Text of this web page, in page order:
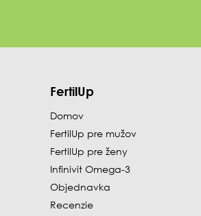
FertilUp
Domov
FertilUp pre mužov
FertilUp pre ženy
Infinivit Omega-3
Objednavka
Recenzie